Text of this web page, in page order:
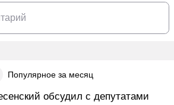
Популярное за месяц
обсудил с депутатами